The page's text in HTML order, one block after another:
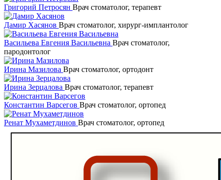
Григорий Петросян Врач стоматолог, терапевт
Дамир Хасянов Врач стоматолог, хирург-имплантолог
Васильева Евгения Васильевна Врач стоматолог,
пародонтолог
Ирина Мазилова Врач стоматолог, ортодонт
Ирина Зерцалова Врач стоматолог, терапевт
Константин Варсегов Врач стоматолог, ортопед
Ренат Мухаметдинов Врач стоматолог, ортопед